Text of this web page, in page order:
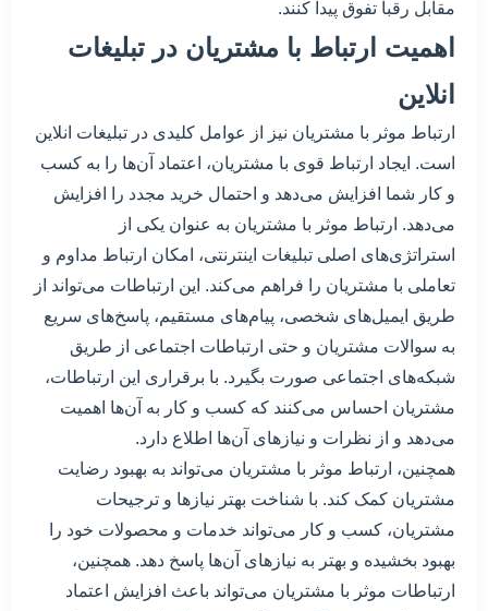
مقابل رقبا تفوق پیدا کنند.
اهمیت ارتباط با مشتریان در تبلیغات
انلاین
ارتباط موثر با مشتریان نیز از عوامل کلیدی در تبلیغات انلاین
است. ایجاد ارتباط قوی با مشتریان، اعتماد آن‌ها را به کسب
و کار شما افزایش می‌دهد و احتمال خرید مجدد را افزایش
می‌دهد. ارتباط موثر با مشتریان به عنوان یکی از
استراتژی‌های اصلی تبلیغات اینترنتی، امکان ارتباط مداوم و
تعاملی با مشتریان را فراهم می‌کند. این ارتباطات می‌تواند از
طریق ایمیل‌های شخصی، پیام‌های مستقیم، پاسخ‌های سریع
به سوالات مشتریان و حتی ارتباطات اجتماعی از طریق
شبکه‌های اجتماعی صورت بگیرد. با برقراری این ارتباطات،
مشتریان احساس می‌کنند که کسب و کار به آن‌ها اهمیت
می‌دهد و از نظرات و نیازهای آن‌ها اطلاع دارد.
همچنین، ارتباط موثر با مشتریان می‌تواند به بهبود رضایت
مشتریان کمک کند. با شناخت بهتر نیازها و ترجیحات
مشتریان، کسب و کار می‌تواند خدمات و محصولات خود را
بهبود بخشیده و بهتر به نیازهای آن‌ها پاسخ دهد. همچنین،
ارتباطات موثر با مشتریان می‌تواند باعث افزایش اعتماد